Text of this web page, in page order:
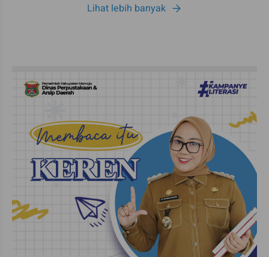
Lihat lebih banyak